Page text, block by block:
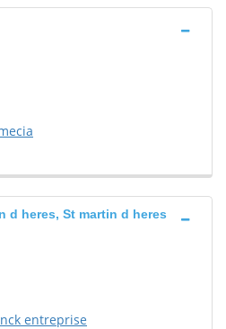
d heres, St martin d heres
entreprise